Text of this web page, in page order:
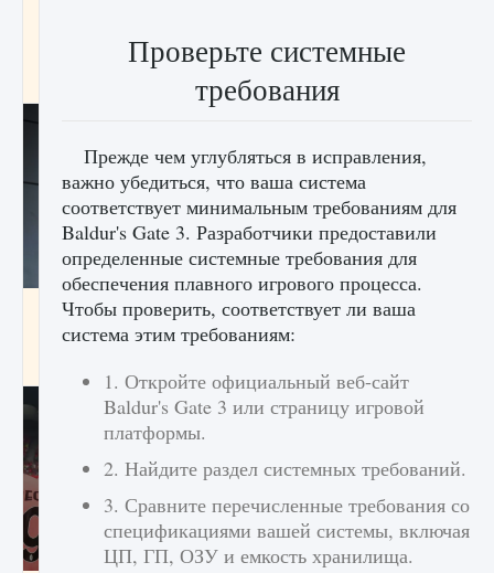
начать сохранение данных мира»
2 711
Все новые функции в режиме карьеры EA
FC 25
Проверьте системные
требования
Прежде чем углубляться в исправления,
важно убедиться, что ваша система
соответствует минимальным требованиям для
Baldur's Gate 3. Разработчики предоставили
определенные системные требования для
обеспечения плавного игрового процесса.
Чтобы проверить, соответствует ли ваша
система этим требованиям:
1. Откройте официальный веб-сайт
Baldur's Gate 3 или страницу игровой
платформы.
2. Найдите раздел системных требований.
3. Сравните перечисленные требования со
спецификациями вашей системы, включая
ЦП, ГП, ОЗУ и емкость хранилища.